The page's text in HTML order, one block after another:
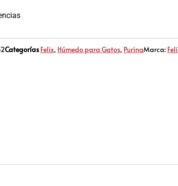
Categorías Felix, Húmedo para Gatos, PurinaMarca: